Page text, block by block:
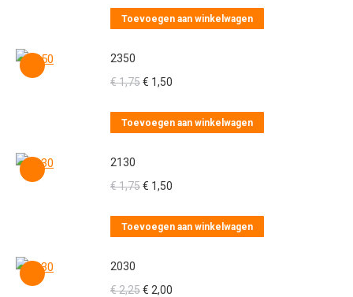
Toevoegen aan winkelwagen
2350
€1,75Oorspronkelijke
was:
€ 1,50
is:
Toevoegen aan winkelwagen
2130
€1,75Oorspronkelijke
was:
€ 1,50
is:
Toevoegen aan winkelwagen
2030
€2,25Oorspronkelijke
€ 2,00